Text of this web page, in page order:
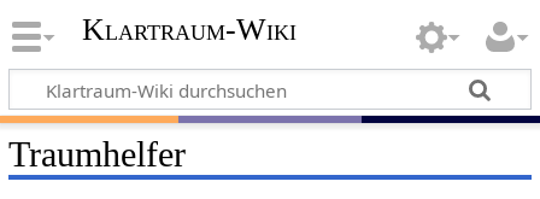
Klartraum-Wiki
Traumhelfer